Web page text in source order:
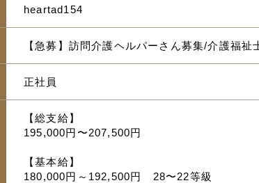
heartad154
【急募】訪問介護ヘルパーさん募集/介護福祉
正社員
【総支給】
195,000円〜207,500円
【基本給】
180,000円～192,500円 28〜22等級